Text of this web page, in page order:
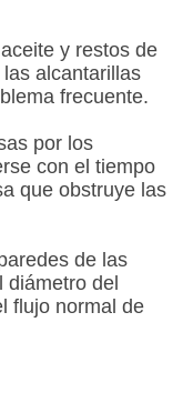
y restos de
alcantarillas
frecuente.
por los
con el tiempo
que obstruye las
de las
diámetro del
flujo normal de